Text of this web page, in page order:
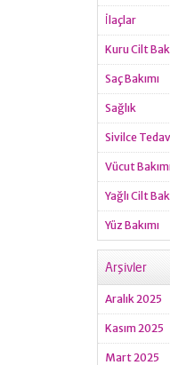
İlaçlar
Kuru Cilt
Saç Bakımı
Sağlık
Sivilce
Vücut
Yağlı Cilt
Yüz Bakımı
Arşivler
Aralık 2025
Kasım 2025
Mart 2025